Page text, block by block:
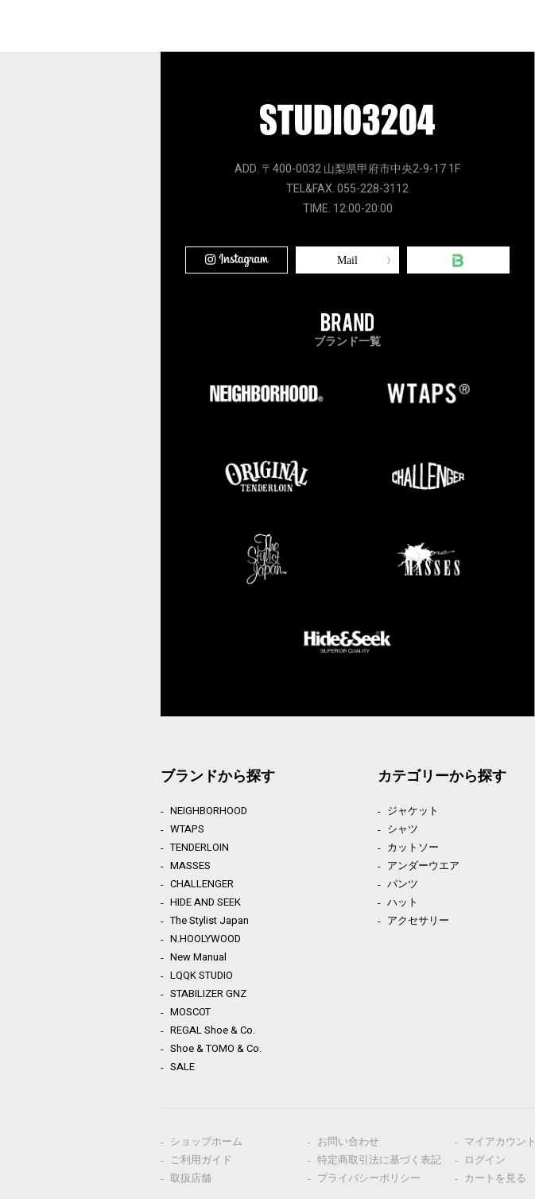
ADD. 〒400-0032 山梨県甲府市中央2-9-17 1F
TEL&FAX. 055-228-3112
TIME. 12:00-20:00
Mail
ブランド一覧
ブランドから探す
NEIGHBORHOOD
WTAPS
TENDERLOIN
MASSES
CHALLENGER
HIDE AND SEEK
The Stylist Japan
N.HOOLYWOOD
New Manual
LQQK STUDIO
STABILIZER GNZ
MOSCOT
REGAL Shoe & Co.
Shoe & TOMO & Co.
SALE
カテゴリーから探す
ジャケット
シャツ
カットソー
アンダーウエア
パンツ
ハット
アクセサリー
ショップホーム
ご利用ガイド
取扱店舗
お問い合わせ
特定商取引法に基づく表記
プライバシーポリシー
マイアカウント
ログイン
カートを見る